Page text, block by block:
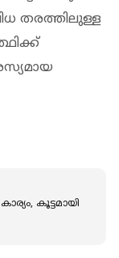
തരത്തിലുള്ള
കൂട്ടമായി